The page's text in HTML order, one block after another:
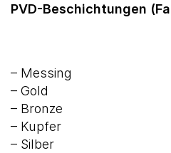
PVD-Beschichtungen
– Messing
– Gold
– Bronze
– Kupfer
– Silber